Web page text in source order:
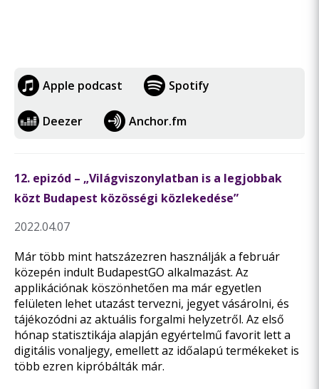
Apple podcast Spotify
Deezer Anchor.fm
12. epizód – „Világviszonylatban is a legjobbak
közt Budapest közösségi közlekedése”
2022.04.07
Már több mint hatszázezren használják a február
közepén indult BudapestGO alkalmazást. Az
applikációnak köszönhetően ma már egyetlen
felületen lehet utazást tervezni, jegyet vásárolni, és
tájékozódni az aktuális forgalmi helyzetről. Az első
hónap statisztikája alapján egyértelmű favorit lett a
digitális vonaljegy, emellett az időalapú termékeket is
több ezren kipróbálták már.